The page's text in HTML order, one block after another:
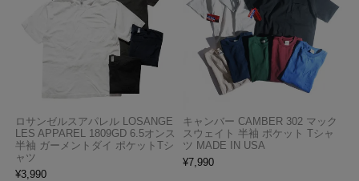
ロサンゼルスアパレル LOSANGE
LES APPAREL 1809GD 6.5オンス
半袖 ガーメントダイ ポケットTシ
ャツ
¥3,990
キャンバー CAMBER 302 マック
スウェイト 半袖 ポケット Tシャ
ツ MADE IN USA
¥7,990